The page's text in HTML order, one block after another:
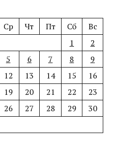
Ср Чт Пт Сб
Вс
1
2
5 6 7 8
9
12 13 14 15
16
19 20 21 22
23
26 27 28 29
30